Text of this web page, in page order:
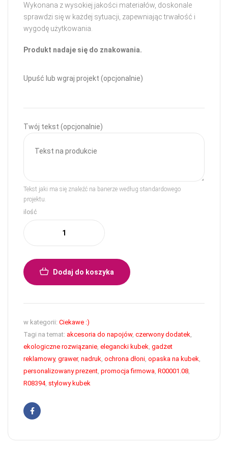
Wykonana z wysokiej jakości materiałów, doskonale
sprawdzi się w każdej sytuacji, zapewniając trwałość i
wygodę użytkowania.
Produkt nadaje się do znakowania.
Upuść lub wgraj projekt (opcjonalnie)
Twój tekst (opcjonalnie)
Tekst jaki ma się znaleźć na banerze według standardowego
projektu.
ilość
Dodaj do koszyka
w kategorii: Ciekawe :)
Tagi na temat: akcesoria do napojów, czerwony dodatek,
ekologiczne rozwiązanie, elegancki kubek, gadżet
reklamowy, grawer, nadruk, ochrona dłoni, opaska na kubek,
personalizowany prezent, promocja firmowa, R00001.08,
R08394, stylowy kubek
Facebook